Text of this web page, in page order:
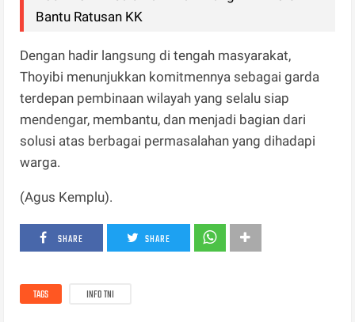
Bantu Ratusan KK
Dengan hadir langsung di tengah masyarakat,
Thoyibi menunjukkan komitmennya sebagai garda
terdepan pembinaan wilayah yang selalu siap
mendengar, membantu, dan menjadi bagian dari
solusi atas berbagai permasalahan yang dihadapi
warga.
(Agus Kemplu).
SHARE SHARE
TAGS INFO TNI